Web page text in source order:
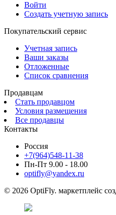
Войти
Создать учетную запись
Покупательский сервис
Учетная запись
Ваши заказы
Отложенные
Список сравнения
Продавцам
Стать продавцом
Условия размещения
Все продавцы
Контакты
Россия
+7(964)548-11-38
Пн-Пт 9.00 - 18.00
optifly@yandex.ru
© 2026 OptiFly. маркетплейс